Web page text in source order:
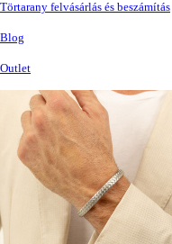
Törtarany felvásárlás és beszámítás
Blog
Outlet